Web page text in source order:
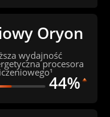
44%
wydajność
procesora
Oryon